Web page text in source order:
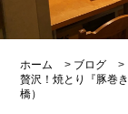
ホーム > ブログ
>
贅沢！焼とり『豚巻
橋）